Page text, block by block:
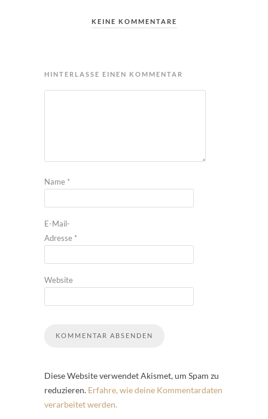
KEINE KOMMENTARE
HINTERLASSE EINEN KOMMENTAR
Name *
E-Mail-
Adresse *
Website
Diese Website verwendet Akismet, um Spam zu
reduzieren. Erfahre, wie deine Kommentardaten
verarbeitet werden.